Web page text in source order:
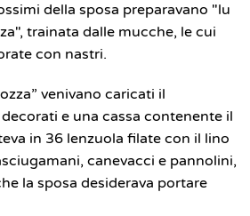
della sposa preparavano "lu
trainata dalle mucche, le cui
con nastri.
venivano caricati il
e una cassa contenente il
in 36 lenzuola filate con il lino
canevacci e pannolini,
la sposa desiderava portare